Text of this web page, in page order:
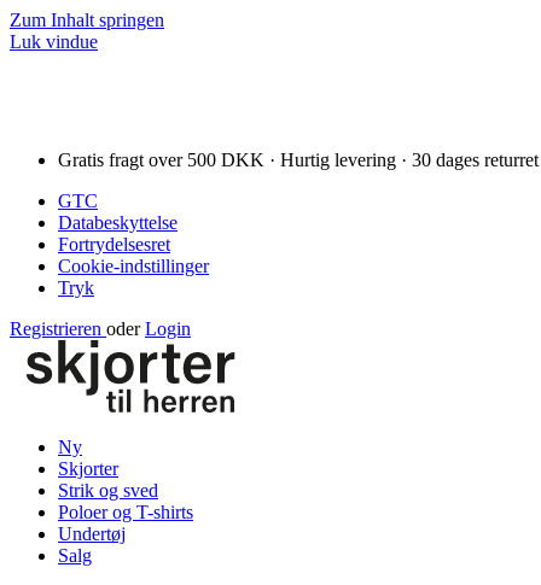
Zum Inhalt springen
Luk vindue
Gratis fragt over 500 DKK · Hurtig levering · 30 dages returret
GTC
Databeskyttelse
Fortrydelsesret
Cookie-indstillinger
Tryk
Registrieren oder Login
Ny
Skjorter
Strik og sved
Poloer og T-shirts
Undertøj
Salg